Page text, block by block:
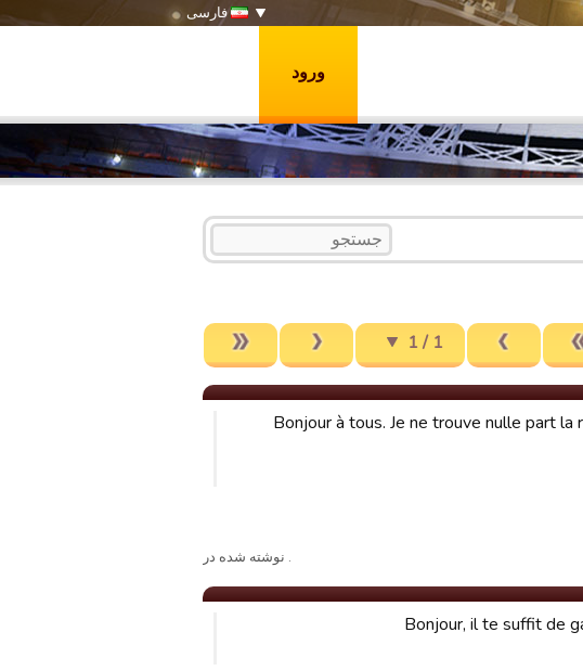
فارسی
ورود
1 / 1
Bonjour à tous. Je ne trouve nulle part
. نوشته شده در
Bonjour, il te suffit de